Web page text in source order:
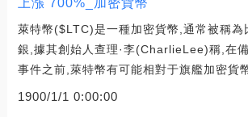
上漲 700%_加密貨幣
萊特幣($LTC)是一種加密貨幣,通常被稱為
銀,據其創始人查理·李(CharlieLee)稱,在
事件之前,萊特幣有可能相對于旗艦加密貨
1900/1/1 0:00:00